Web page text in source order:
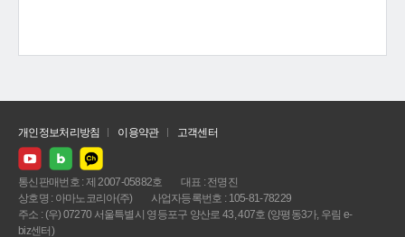
개인정보처리방침 이용약관 고객센터
통신판매번호 : 제 2007-05882호
대표 : 전명진
상호명 : 아마노코리아(주)
사업자등록번호 : 105-81-78229
주소 : (우) 07270 서울특별시 영등포구 양산로 43, 407호 (양평동3가, 우림 e-
biz센터)